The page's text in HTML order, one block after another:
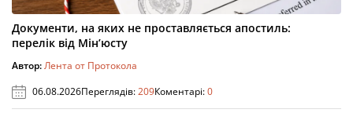
Документи, на яких не проставляється апостиль:
перелік від Мін’юсту
Автор:Лента от Протокола
06.08.2026Переглядів:209Коментарі:0